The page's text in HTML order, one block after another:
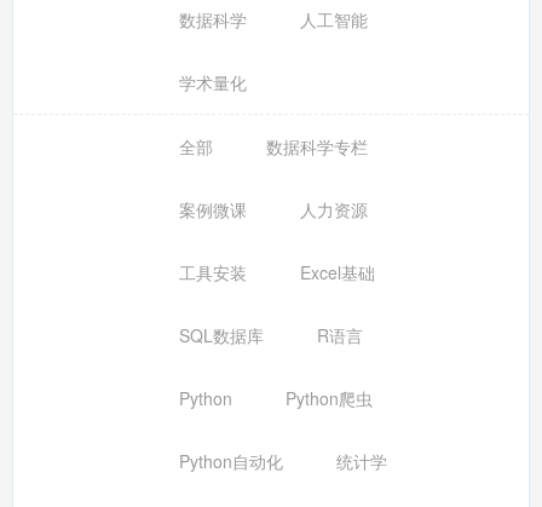
数据科学 人工智能
学术量化
全部 数据科学专栏
案例微课 人力资源
工具安装 Excel基础
SQL数据库 R语言
Python Python爬虫
Python自动化 统计学